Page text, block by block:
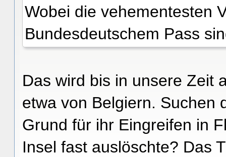
Wobei die vehementesten
Bundesdeutschem Pass
Das wird bis in unsere Zeit
etwa von Belgiern. Suchen
Grund für ihr Eingreifen in
Insel fast auslöschte? Das